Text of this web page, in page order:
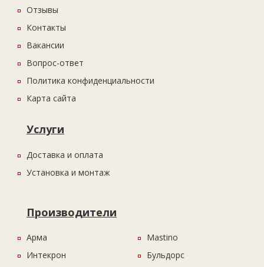
Отзывы
Контакты
Вакансии
Вопрос-ответ
Политика конфиденциальности
Карта сайта
Услуги
Доставка и оплата
Установка и монтаж
Производители
Арма
Интекрон
Mastino
Бульдорс